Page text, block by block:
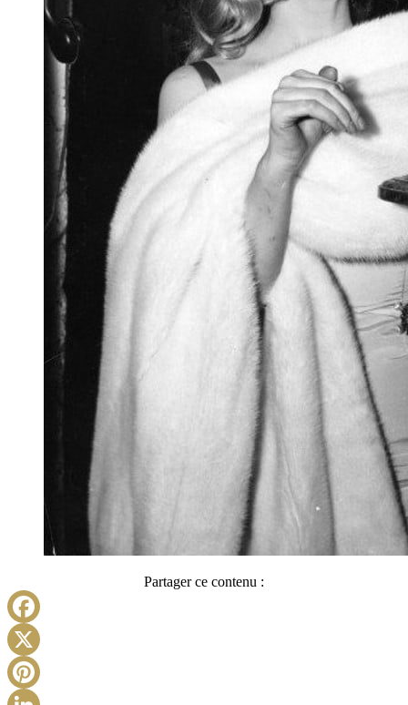
Partager ce contenu :